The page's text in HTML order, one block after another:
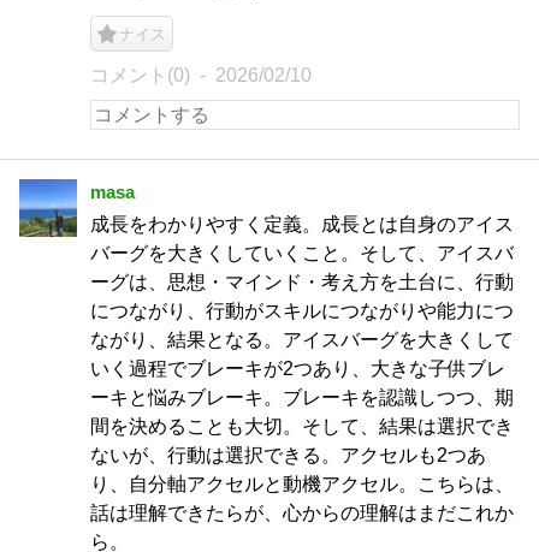
ナイス
コメント(0) 2026/02/10
masa
成長をわかりやすく定義。成長とは自身のアイス
バーグを大きくしていくこと。そして、アイスバ
ーグは、思想・マインド・考え方を土台に、行動
につながり、行動がスキルにつながりや能力につ
ながり、結果となる。アイスバーグを大きくして
いく過程でブレーキが2つあり、大きな子供ブレ
ーキと悩みブレーキ。ブレーキを認識しつつ、期
間を決めることも大切。そして、結果は選択でき
ないが、行動は選択できる。アクセルも2つあ
り、自分軸アクセルと動機アクセル。こちらは、
話は理解できたらが、心からの理解はまだこれか
ら。